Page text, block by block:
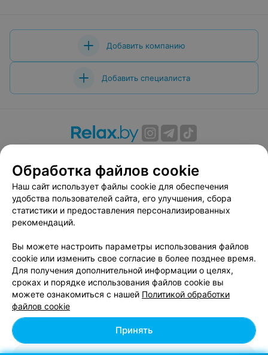
Добавить компанию
Добавить специалиста
Вакансии
Публичный договор
Способы оплаты
Публичный договор по использованию сервиса
«Афиша»
Пользовательское соглашение
Связаться по вопросам сотрудничества
Написать руководителю relax.by
Персональные настройки cookie
Обработка персональных данных
© 2026 ООО «Артокс Лаб», УНП 191700409, регистрирующий орган -
Обработка файлов cookie
Наш сайт использует файлы cookie для обеспечения
удобства пользователей сайта, его улучшения, сбора
статистики и предоставления персонализированных
рекомендаций.
Вы можете настроить параметры использования файлов
cookie или изменить свое согласие в более позднее время.
Для получения дополнительной информации о целях,
сроках и порядке использования файлов cookie вы
можете ознакомиться с нашей Политикой обработки
файлов cookie
Принять